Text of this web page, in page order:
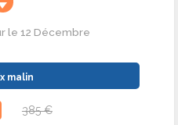
le 12 Décembre
malin
385 €